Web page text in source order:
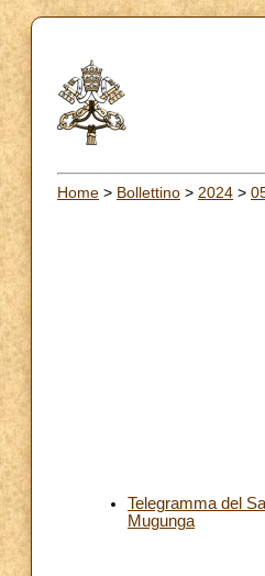
Home > Bollettino > 2024 >
Telegramma del
Mugunga